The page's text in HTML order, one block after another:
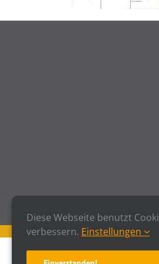
Diese Webseite benutzt
verbessern. Einstellungen